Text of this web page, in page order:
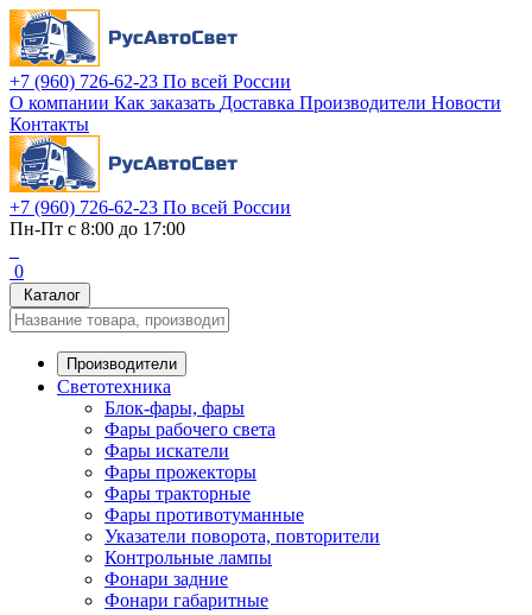
+7 (960) 726-62-23 По всей России
О компании Как заказать Доставка Производители Новости
Контакты
+7 (960) 726-62-23 По всей России
Пн-Пт с 8:00 до 17:00
0
Каталог
Производители
Светотехника
Блок-фары, фары
Фары рабочего света
Фары искатели
Фары прожекторы
Фары тракторные
Фары противотуманные
Указатели поворота, повторители
Контрольные лампы
Фонари задние
Фонари габаритные